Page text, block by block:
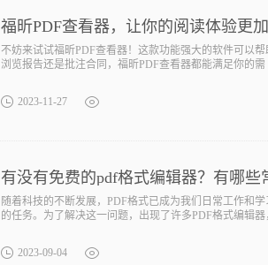
福昕PDF查看器，让你的阅读体验更
不妨来试试福昕PDF查看器！这款功能强大的软件可以
浏览报告还是批注合同，福昕PDF查看器都能满足你的需
2023-11-27
有没有免费的pdf格式编辑器？有哪
随着科技的不断发展，PDF格式已成为我们日常工作和
的任务。为了解决这一问题，出现了许多PDF格式编辑
2023-09-04